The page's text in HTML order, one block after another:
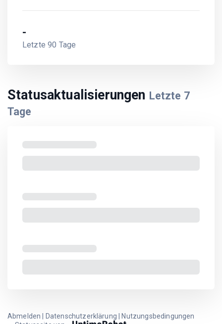
-
Letzte 90 Tage
Statusaktualisierungen Letzte 7
Tage
Abmelden Datenschutzerklärung
Nutzungsbedingungen